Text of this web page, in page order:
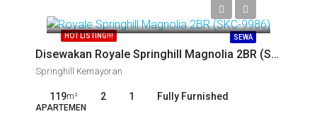
HOT LISTING!!! SEWA
Disewakan Royale Springhill Magnolia 2BR (SKC-9986)
Springhill Kemayoran
119m² 2 1 Fully Furnished
APARTEMEN